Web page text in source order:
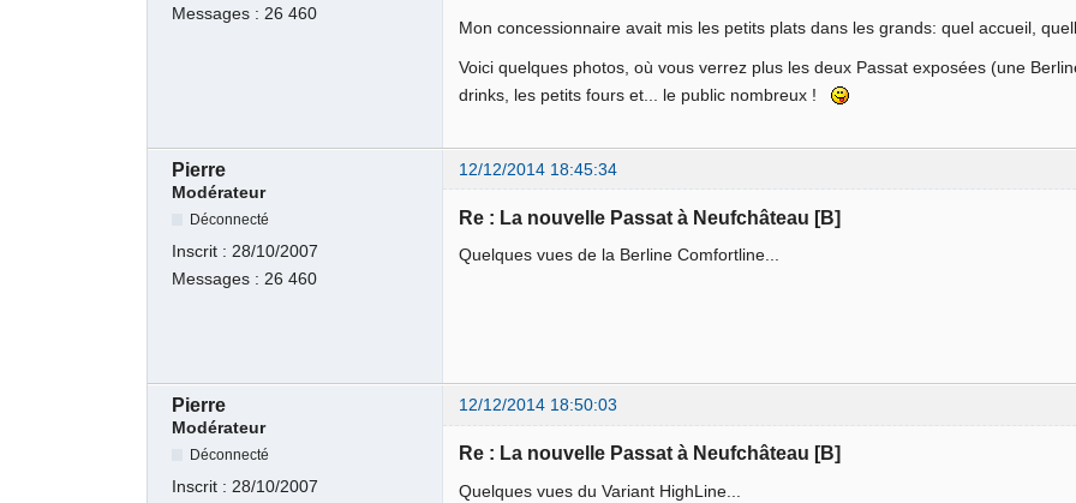
Messages : 26 460
Mon concessionnaire avait mis les petits plats dans les grands: quel accueil,
Voici quelques photos, où vous verrez plus les deux Passat exposées (une
drinks, les petits fours et... le public nombreux !
Pierre
12/12/2014 18:45:34
Modérateur
Déconnecté
Inscrit :28/10/2007
Messages :26 460
Re : La nouvelle Passat à Neufchâteau [B]
Quelques vues de la Berline Comfortline...
Pierre
12/12/2014 18:50:03
Modérateur
Déconnecté
Inscrit :28/10/2007
Re : La nouvelle Passat à Neufchâteau [B]
Quelques vues du Variant HighLine...